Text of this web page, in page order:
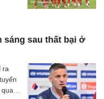
sáng sau thất bại ở
ra